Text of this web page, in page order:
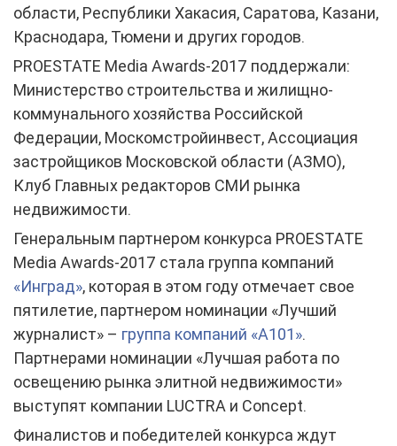
области, Республики Хакасия, Саратова, Казани,
Краснодара, Тюмени и других городов.
PROESTATE Media Awards-2017 поддержали:
Министерство строительства и жилищно-
коммунального хозяйства Российской
Федерации, Москомстройинвест, Ассоциация
застройщиков Московской области (АЗМО),
Клуб Главных редакторов СМИ рынка
недвижимости.
Генеральным партнером конкурса PROESTATE
Media Awards-2017 стала группа компаний
«Инград», которая в этом году отмечает свое
пятилетие, партнером номинации «Лучший
журналист» – группа компаний «А101».
Партнерами номинации «Лучшая работа по
освещению рынка элитной недвижимости»
выступят компании LUCTRA и Concept.
Финалистов и победителей конкурса ждут